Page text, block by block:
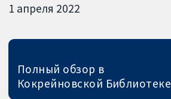
1 апреля 2022
Полный обзор в
Кокрейновской Библиотеке